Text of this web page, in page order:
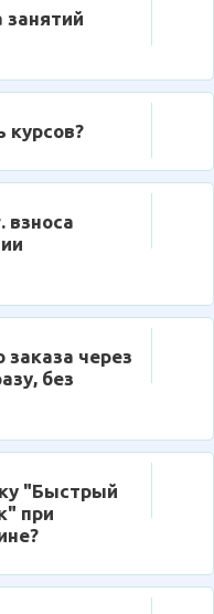
занятий
курсов?
взноса
через
без
"Быстрый
при